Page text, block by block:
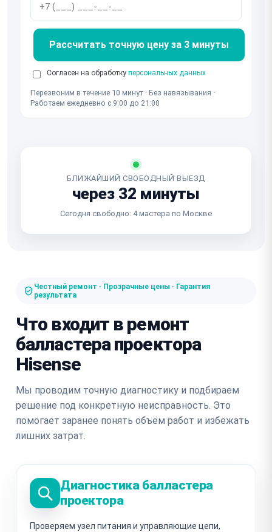
Рассчитать точную цену за 3 минуты
Согласен на обработку персональных данных
Перезвоним в течение 10 минут · Без навязывания ·
Работаем ежедневно с 9:00 до 21:00
БЛИЖАЙШИЙ СВОБОДНЫЙ ВЫЕЗД
через 32 минуты
Сегодня свободно: 4 мастера по Москве
Честный ремонт · Прозрачные цены · Гарантия
результата
Что входит в ремонт
балластера проектора
Hisense
Мы проводим точную диагностику и подбираем
решение под конкретную неисправность. Это
помогает заранее понять объём работ и избежать
лишних затрат.
Диагностика балластера
проектора
Проверяем узел питания и управляющие цепи,